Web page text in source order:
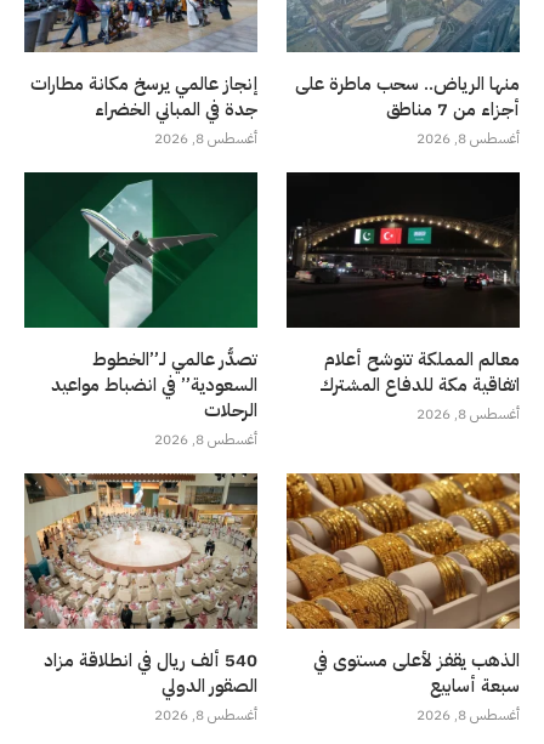
منها الرياض.. سحب ماطرة على
أجزاء من 7 مناطق
أغسطس 8, 2026
إنجاز عالمي يرسخ مكانة مطارات
جدة في المباني الخضراء
أغسطس 8, 2026
معالم المملكة تتوشح أعلام
اتفاقية مكة للدفاع المشترك
أغسطس 8, 2026
تصدُّر عالمي لـ”الخطوط
السعودية” في انضباط مواعيد
الرحلات
أغسطس 8, 2026
الذهب يقفز لأعلى مستوى في
سبعة أسابيع
أغسطس 8, 2026
540 ألف ريال في انطلاقة مزاد
الصقور الدولي
أغسطس 8, 2026